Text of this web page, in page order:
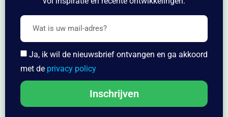
Ja, ik wil de nieuwsbrief ontvangen en ga akkoord
met de privacy policy
Inschrijven